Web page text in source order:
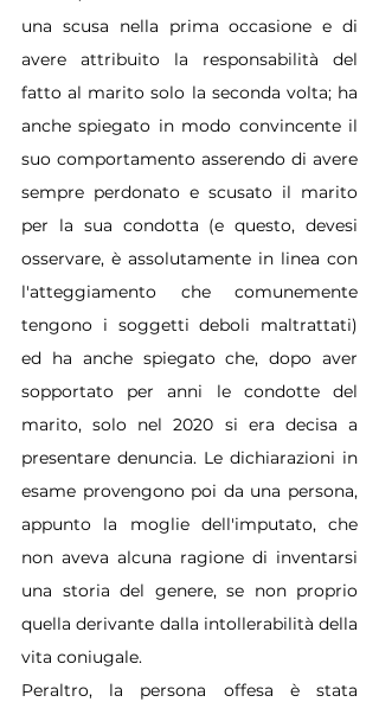
una scusa nella prima occasione e di
avere attribuito la responsabilità del
fatto al marito solo la seconda volta; ha
anche spiegato in modo convincente il
suo comportamento asserendo di avere
sempre perdonato e scusato il marito
per la sua condotta (e questo, devesi
osservare, è assolutamente in linea con
l'atteggiamento che comunemente
tengono i soggetti deboli maltrattati)
ed ha anche spiegato che, dopo aver
sopportato per anni le condotte del
marito, solo nel 2020 si era decisa a
presentare denuncia. Le dichiarazioni in
esame provengono poi da una persona,
appunto la moglie dell'imputato, che
non aveva alcuna ragione di inventarsi
una storia del genere, se non proprio
quella derivante dalla intollerabilità della
vita coniugale.
Peraltro, la persona offesa è stata